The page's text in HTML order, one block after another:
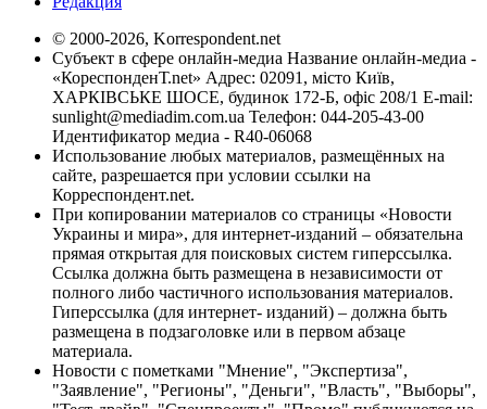
© 2000-2026, Korrespondent.net
Субъект в сфере онлайн-медиа Название онлайн-медиа -
«КореспонденТ.net» Адрес: 02091, місто Київ,
ХАРКІВСЬКЕ ШОСЕ, будинок 172-Б, офіс 208/1 E-mail:
sunlight@mediadim.com.ua Телефон: 044-205-43-00
Идентификатор медиа - R40-06068
Использование любых материалов, размещённых на
сайте, разрешается при условии ссылки на
Корреспондент.net.
При копировании материалов со страницы «Новости
Украины и мира», для интернет-изданий – обязательна
прямая открытая для поисковых систем гиперссылка.
Ссылка должна быть размещена в независимости от
полного либо частичного использования материалов.
Гиперссылка (для интернет- изданий) – должна быть
размещена в подзаголовке или в первом абзаце
материала.
Новости с пометками "Мнение", "Экспертиза",
"Заявление", "Регионы", "Деньги", "Власть", "Выборы",